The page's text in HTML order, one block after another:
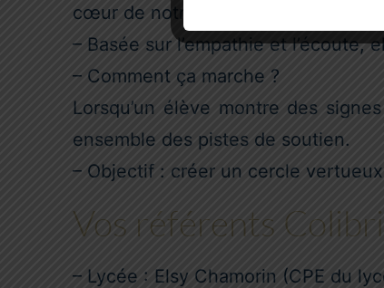
cœur de notre approche.
– Basée sur l’empathie et
– Comment ça marche ?
Lorsqu’un élève montre des
ensemble des pistes de soutien.
– Objectif : créer un cercle
Vos référents
– Lycée : Elsy Chamorin (CPE du